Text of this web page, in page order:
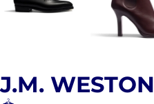
J.M. WESTON